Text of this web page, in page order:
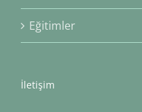
Eğitimler
İletişim